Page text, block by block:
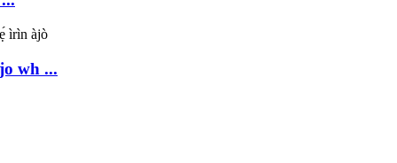
wh ...